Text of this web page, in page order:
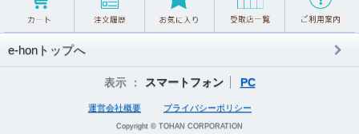
e-honトップへ
表示 ： スマートフォン PC
運営会社概要 プライバシーポリシー
Copyright © TOHAN CORPORATION